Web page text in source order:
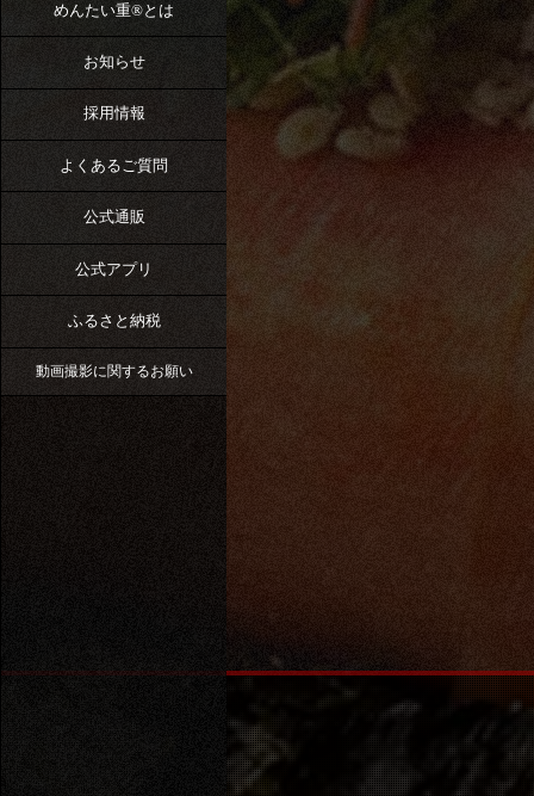
めんたい重®︎とは
お知らせ
採用情報
よくあるご質問
公式通販
公式アプリ
ふるさと納税
動画撮影に関するお願い